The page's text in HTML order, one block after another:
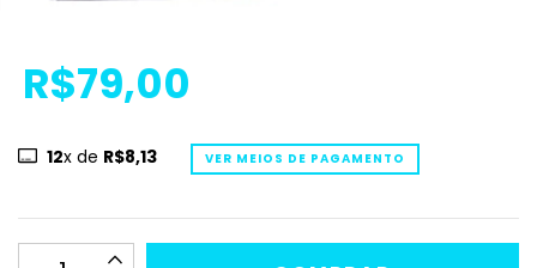
R$79,00
12x de R$8,13 VER MEIOS DE PAGAMENTO